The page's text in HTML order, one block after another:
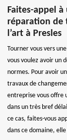
Faites-appel
réparation de
l’art à Presles
Tourner vous vers
vous voulez avoir un
normes. Pour avoir
travaux de
entreprise vous offre
dans un très bref
ce cas, faites-vous
dans ce domaine,